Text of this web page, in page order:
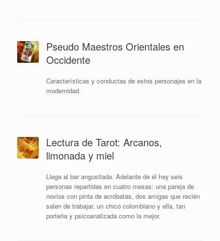
Pseudo Maestros Orientales en
Occidente
Características y conductas de estos personajes en la
modernidad.
Lectura de Tarot: Arcanos,
limonada y miel
Llega al bar angustiada. Adelante de él hay seis
personas repartidas en cuatro mesas: una pareja de
novios con pinta de acróbatas, dos amigas que recién
salen de trabajar, un chico colombiano y ella, tan
porteña y psicoanalizada como la mejor.